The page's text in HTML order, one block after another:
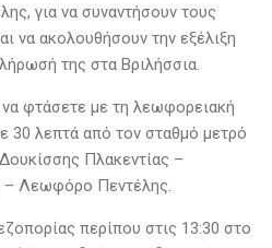
για να συναντήσουν τους
να ακολουθήσουν την εξέλιξη
της στα Βριλήσσια.
φτάσετε με τη λεωφορειακή
30 λεπτά από τον σταθμό μετρό
Πλακεντίας –
– Λεωφόρο Πεντέλης.
περίπου στις 13:30 στο